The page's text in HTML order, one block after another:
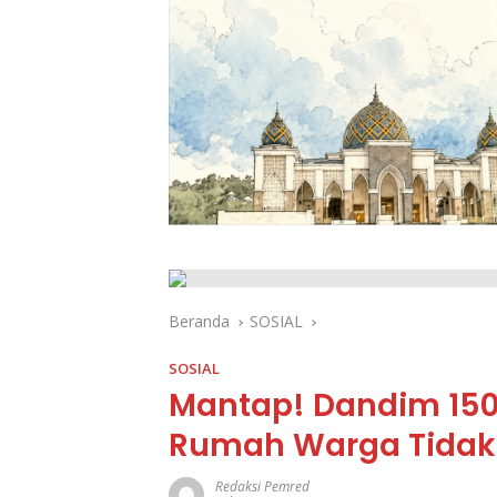
Beranda SOSIAL
SOSIAL
Mantap! Dandim
Rumah Warga
Redaksi Pemred